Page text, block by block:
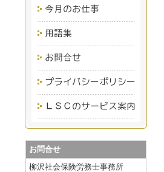
お問合せ
柳沢社会保険労務士事務所